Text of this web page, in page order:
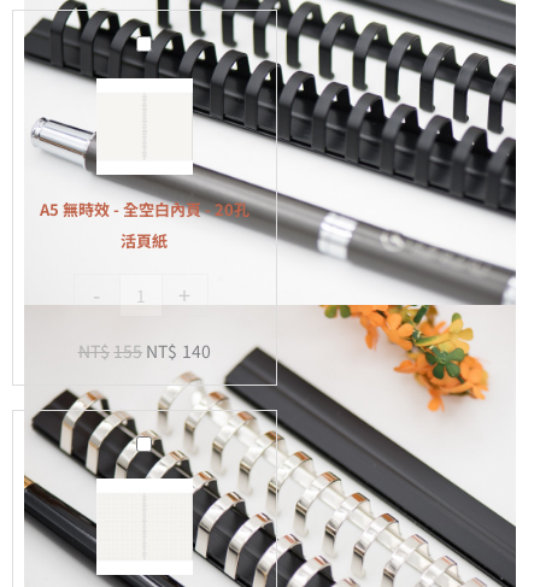
A5
無
效
-
全
空
內
-
活
頁
A5 無時效 - 全空白內頁 - 20孔
活頁紙
- +
NT$155 NT$ 140
A5
無
效
-